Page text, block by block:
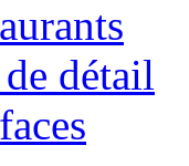
détail